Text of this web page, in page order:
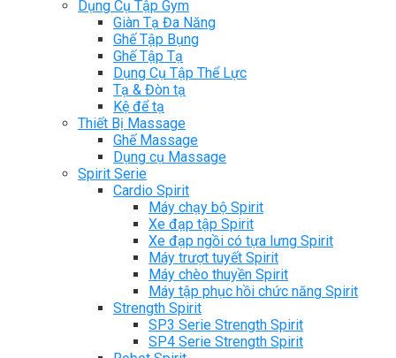
Dụng Cụ Tập Gym
Giàn Tạ Đa Năng
Ghế Tập Bụng
Ghế Tập Tạ
Dụng Cụ Tập Thể Lực
Tạ & Đòn tạ
Kệ để tạ
Thiết Bị Massage
Ghế Massage
Dụng cụ Massage
Spirit Serie
Cardio Spirit
Máy chạy bộ Spirit
Xe đạp tập Spirit
Xe đạp ngồi có tựa lưng Spirit
Máy trượt tuyết Spirit
Máy chèo thuyền Spirit
Máy tập phục hồi chức năng Spirit
Strength Spirit
SP3 Serie Strength Spirit
SP4 Serie Strength Spirit